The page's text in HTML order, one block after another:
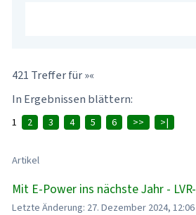
421 Treffer für »«
In Ergebnissen blättern:
1 2 3 4 5 6 >> >|
Artikel
Mit E-Power ins nächste Jahr -
Letzte Änderung: 27. Dezember 2024,